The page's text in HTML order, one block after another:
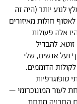
לנוע יותר (היה זה
חולות מאיזורים
אלה פעולות
להבדיל
ועל אנשים, שלי
הדוממים.
טופוגרפיות
לעור המונוכרומי –